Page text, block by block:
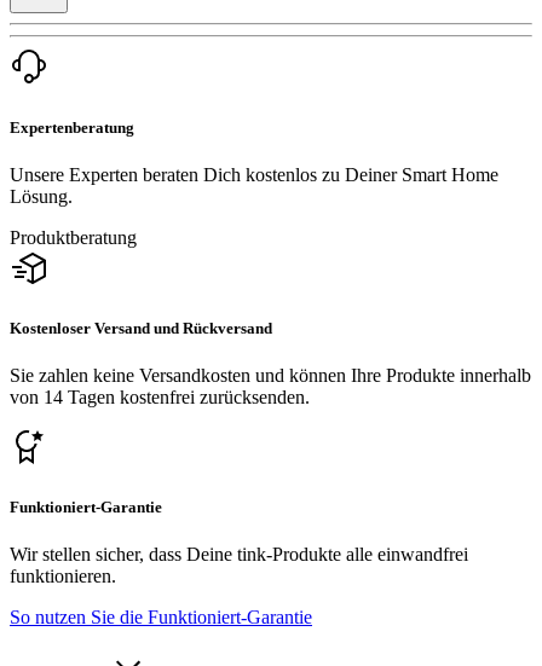
Expertenberatung
Unsere Experten beraten Dich kostenlos zu Deiner Smart Home
Lösung.
Produktberatung
Kostenloser Versand und Rückversand
Sie zahlen keine Versandkosten und können Ihre Produkte innerhalb
von 14 Tagen kostenfrei zurücksenden.
Funktioniert-Garantie
Wir stellen sicher, dass Deine tink-Produkte alle einwandfrei
funktionieren.
So nutzen Sie die Funktioniert-Garantie